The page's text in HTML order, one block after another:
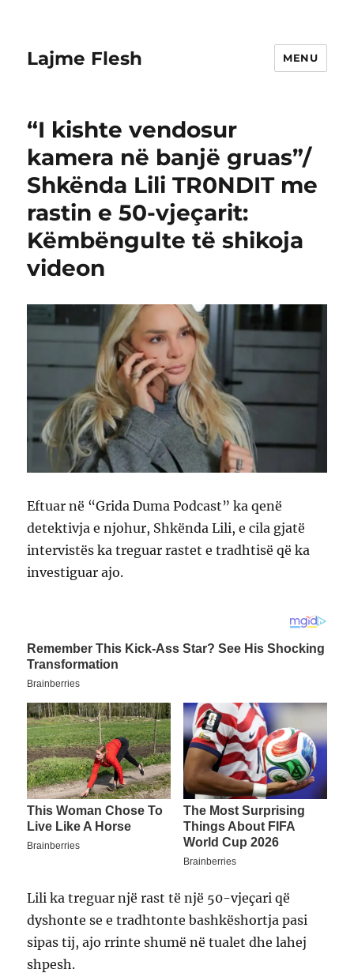
Lajme Flesh MENU
“I kishte vendosur
kamera në banjë gruas”/
Shkënda Lili TR0NDIT me
rastin e 50-vjeçarit:
Këmbëngulte të shikoja
videon
Eftuar në “Grida Duma Podcast” ka qenë
detektivja e njohur, Shkënda Lili, e cila gjatë
intervistës ka treguar rastet e tradhtisë që ka
investiguar ajo.
Lili ka treguar një rast të një 50-vjeçari që
dyshonte se e tradhtonte bashkëshortja pasi
sipas tij, ajo rrinte shumë në tualet dhe lahej
shpesh.